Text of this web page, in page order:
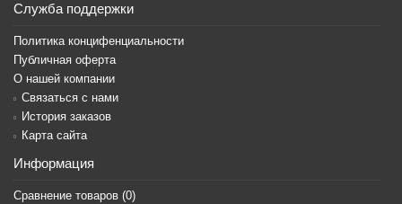
Служба поддержки
Политика концифенциальности
Публичная оферта
О нашей компании
Связаться с нами
История заказов
Карта сайта
Информация
Сравнение товаров (0)